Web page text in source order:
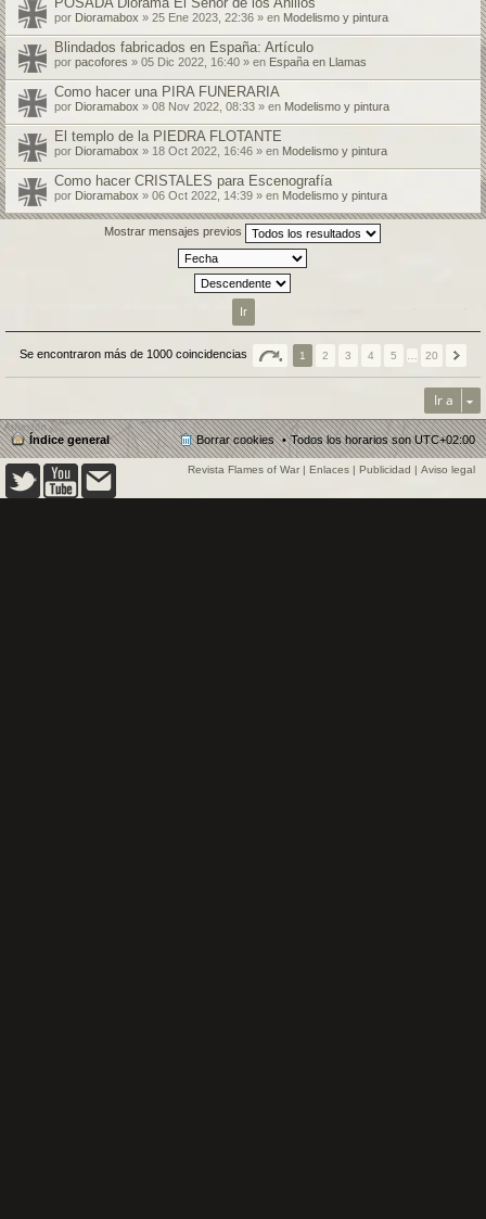
por Dioramabox » 25 Ene 2023, 22:36 » en Modelismo y pintura
Blindados fabricados en España: Artículo
por pacofores » 05 Dic 2022, 16:40 » en España en Llamas
Como hacer una PIRA FUNERARIA
por Dioramabox » 08 Nov 2022, 08:33 » en Modelismo y pintura
El templo de la PIEDRA FLOTANTE
por Dioramabox » 18 Oct 2022, 16:46 » en Modelismo y pintura
Como hacer CRISTALES para Escenografía
por Dioramabox » 06 Oct 2022, 14:39 » en Modelismo y pintura
Mostrar mensajes previos
Se encontraron más de 1000 coincidencias 1 2 3 4 5 20
Ir a
Índice general Todos los horarios sonUTC+02:00
Borrar cookies
Revista Flames of War | Enlaces | Publicidad | Aviso legal